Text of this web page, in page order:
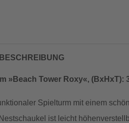
»Beach Tower Roxy«, (BxHxT):
Spielturm mit einem
ist leicht